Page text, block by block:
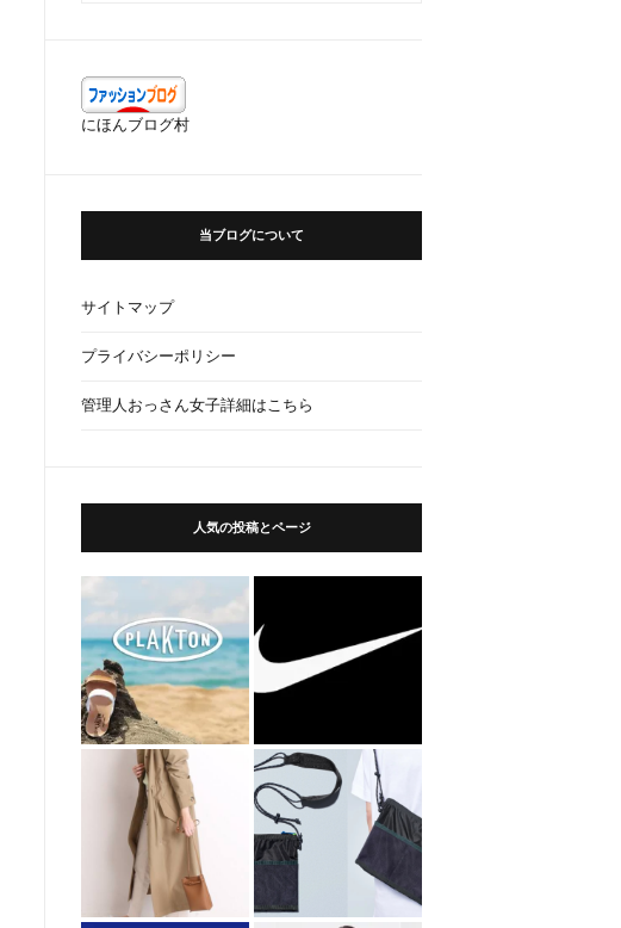
にほんブログ村
当ブログについて
サイトマップ
プライバシーポリシー
管理人おっさん女子詳細はこちら
人気の投稿とページ